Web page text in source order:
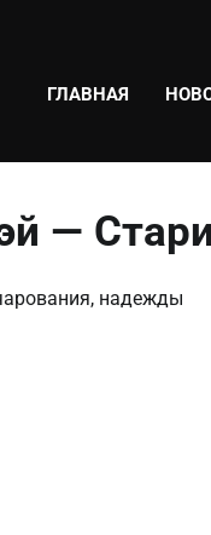
ГЛАВНАЯ
—
надежды